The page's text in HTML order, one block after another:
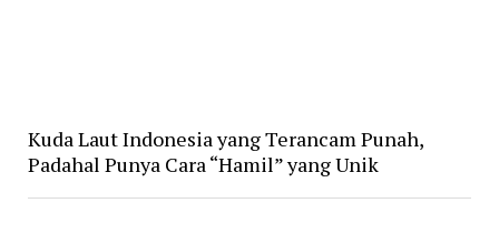
Kuda Laut Indonesia yang Terancam Punah,
Padahal Punya Cara “Hamil” yang Unik